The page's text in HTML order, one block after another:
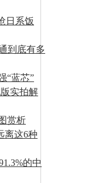
日系饭
到底有多
“蓝芯”
实拍解
赏析
离这6种
的中